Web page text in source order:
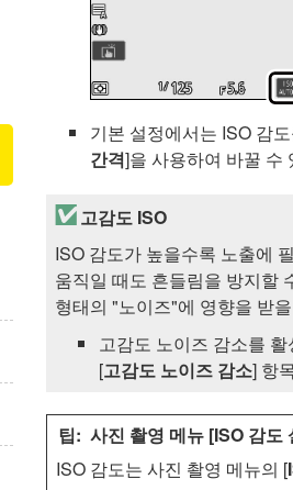
기본 설정에서는 ISO 감
간격]을 사용하여 바꿀 수
고감도 ISO
ISO 감도가 높을수록 노출에
움직일 때도 흔들림을 방지할
형태의 "노이즈"에 영향을 받
고감도 노이즈 감소를
[고감도 노이즈 감소] 항
사진 촬영 메뉴 [ISO 감도
ISO 감도는 사진 촬영 메뉴의 [